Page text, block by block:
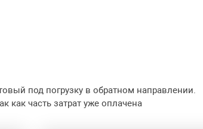
под погрузку в обратном направлении.
как часть затрат уже оплачена